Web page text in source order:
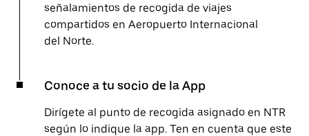
señalamientos de recogida de viajes
compartidos en Aeropuerto Internacional
del Norte.
Conoce a tu socio de la App
Dirígete al punto de recogida asignado en NTR
según lo indique la app. Ten en cuenta que este